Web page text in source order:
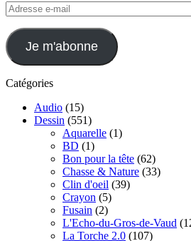
Adresse
e-
mail
Je m'abonne
Catégories
Audio (15)
Dessin (551)
Aquarelle (1)
BD (1)
Bon pour la tête (62)
Chasse & Nature (33)
Clin d'oeil (39)
Crayon (5)
Fusain (2)
L'Echo-du-Gros-de-Vaud
La Torche 2.0 (107)